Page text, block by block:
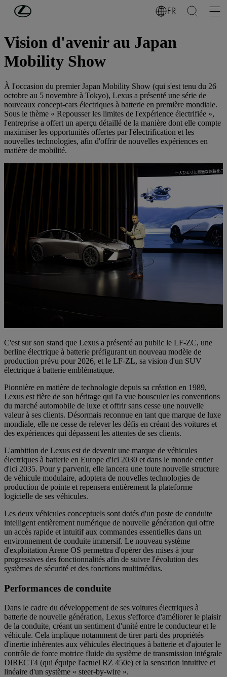
Passer au contenu principal (Appuyez sur Enter) FR
Concept-cars électriques
Vision d'avenir au Japan
Mobility Show
À l'occasion du premier Japan Mobility Show (qui s'est tenu du 26
octobre au 5 novembre à Tokyo), Lexus a présenté une série de
nouveaux concept-cars électriques à batterie en première mondiale.
Sous le thème « Repousser les limites de l'expérience électrifiée »,
l'entreprise a offert un aperçu détaillé de la manière dont elle compte
maximiser les opportunités offertes par l'électrification et les
nouvelles technologies, afin d'offrir de nouvelles expériences en
matière de mobilité.
C'est sur son stand que Lexus a présenté au public le LF-ZC, une
berline électrique à batterie préfigurant un nouveau modèle de
production prévu pour 2026, et le LF-ZL, sa vision d'un SUV
électrique à batterie emblématique.
Pionnière en matière de technologie depuis sa création en 1989,
Lexus est fière de son héritage qui l'a vue bousculer les conventions
du marché automobile de luxe et offrir sans cesse une nouvelle
valeur à ses clients. Désormais reconnue en tant que marque de luxe
mondiale, elle ne cesse de relever les défis en créant des voitures et
des expériences qui dépassent les attentes de ses clients.
L'ambition de Lexus est de devenir une marque de véhicules
électriques à batterie en Europe d'ici 2030 et dans le monde entier
d'ici 2035. Pour y parvenir, elle lancera une toute nouvelle structure
de véhicule modulaire, adoptera de nouvelles technologies de
production de pointe et repensera entièrement la plateforme
logicielle de ses véhicules.
Les deux véhicules conceptuels sont dotés d'un poste de conduite
intelligent entièrement numérique de nouvelle génération qui offre
un accès rapide et intuitif aux commandes essentielles dans un
environnement de conduite immersif. Le nouveau système
d'exploitation Arene OS permettra d'opérer des mises à jour
progressives des fonctionnalités afin de suivre l'évolution des
systèmes de sécurité et des fonctions multimédias.
Performances de conduite
Dans le cadre du développement de ses voitures électriques à
batterie de nouvelle génération, Lexus s'efforce d'améliorer le plaisir
de la conduite, créant un sentiment d'unité entre le conducteur et le
véhicule. Cela implique notamment de tirer parti des propriétés
d'inertie inhérentes aux véhicules électriques à batterie et d'ajouter le
contrôle de force motrice fluide du système de transmission intégrale
DIRECT4 (qui équipe l'actuel RZ 450e) et la sensation intuitive et
linéaire d'un système « steer-by-wire ».